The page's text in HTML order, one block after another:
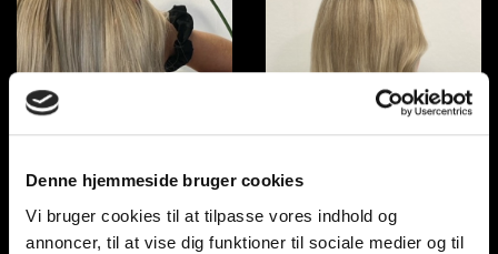
Denne hjemmeside bruger cookies
Vi bruger cookies til at tilpasse vores indhold og
annoncer, til at vise dig funktioner til sociale medier og til